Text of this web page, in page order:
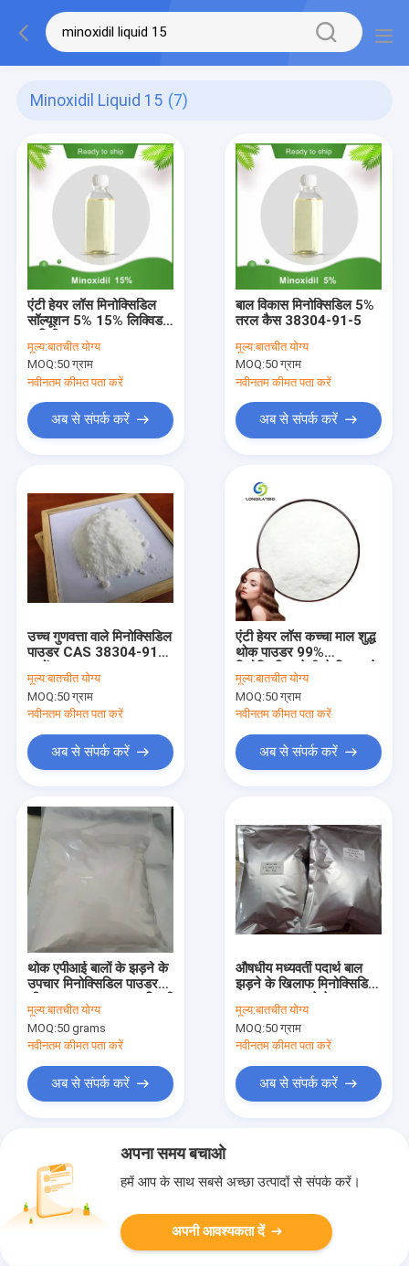
Minoxidil Liquid 15 (7)
एंटी हेयर लॉस मिनोक्सिडिल
सॉल्यूशन 5% 15% लिक्विड
मूल्य:बातचीत योग्य
MOQ:50 ग्राम
नवीनतम कीमत पता करें
अब से संपर्क करें
बाल विकास मिनोक्सिडिल 5%
तरल कैस 38304-91-5
मूल्य:बातचीत योग्य
MOQ:50 ग्राम
नवीनतम कीमत पता करें
अब से संपर्क करें
उच्च गुणवत्ता वाले मिनोक्सिडिल
पाउडर CAS 38304-91-5
बालों का पुनरुत्थान
मूल्य:बातचीत योग्य
MOQ:50 ग्राम
नवीनतम कीमत पता करें
अब से संपर्क करें
एंटी हेयर लॉस कच्चा माल शुद्ध
थोक पाउडर 99%
मिनोक्सिडिल तेजी से वितरण के
साथ CAS 38304-91-5
मूल्य:बातचीत योग्य
MOQ:50 ग्राम
नवीनतम कीमत पता करें
अब से संपर्क करें
थोक एपीआई बालों के झड़ने के
उपचार मिनोक्सिडिल पाउडर
सीएएस 38304-91-5 बिक्री
के लिए
मूल्य:बातचीत योग्य
MOQ:50 grams
नवीनतम कीमत पता करें
अब से संपर्क करें
औषधीय मध्यवर्ती पदार्थ बाल
झड़ने के खिलाफ मिनोक्सिडिल
पाउडर बाल झड़ने के उपचार
बिक्री के लिए CAS 38304-
91-5
मूल्य:बातचीत योग्य
MOQ:50 ग्राम
नवीनतम कीमत पता करें
अब से संपर्क करें
अपना समय बचाओ
हमें आप के साथ सबसे अच्छा उत्पादों से संपर्क करें।
अपनी आवश्यकता दें